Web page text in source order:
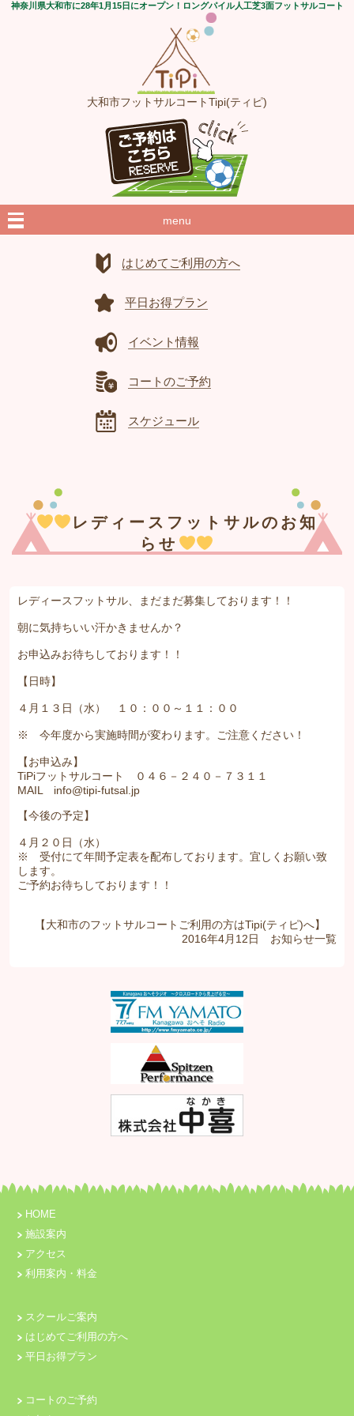
神奈川県大和市に28年1月15日にオープン！ロングパイル人工芝3面フットサルコート
大和市フットサルコートTipi(ティピ)
menu
はじめてご利用の方へ
平日お得プラン
イベント情報
コートのご予約
スケジュール
レディースフットサルのお知
らせ
レディースフットサル、まだまだ募集しております！！
朝に気持ちいい汗かきませんか？
お申込みお待ちしております！！
【日時】
４月１３日（水） １０：００～１１：００
※ 今年度から実施時間が変わります。ご注意ください！
【お申込み】
TiPiフットサルコート ０４６－２４０－７３１１
MAIL info@tipi-futsal.jp
【今後の予定】
４月２０日（水）
※ 受付にて年間予定表を配布しております。宜しくお願い致
します。
ご予約お待ちしております！！
【大和市のフットサルコートご利用の方はTipi(ティピ)へ】
2016年4月12日 お知らせ一覧
HOME
施設案内
アクセス
利用案内・料金
スクールご案内
はじめてご利用の方へ
平日お得プラン
コートのご予約